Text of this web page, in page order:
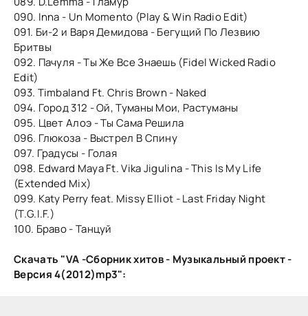
090. Inna - Un Momento (Play & Win Radio Edit)
091. Би-2 и Варя Демидова - Бегущий По Лезвию
Бритвы
092. Пачуля - Ты Же Все Знаешь (Fidel Wicked Radio
Edit)
093. Timbaland Ft. Chris Brown - Naked
094. Город 312 - Ой, Туманы Мои, Растуманы
095. Цвет Алоэ - Ты Сама Решила
096. Глюкоза - Выстрел В Спину
097. Градусы - Голая
098. Edward Maya Ft. Vika Jigulina - This Is My Life
(Extended Mix)
099. Katy Perry feat. Missy Elliot - Last Friday Night
(T.G.I.F.)
100. Браво - Танцуй
Скачать "VA -Сборник хитов - Музыкальный проект -
Версия 4(2012)mp3":